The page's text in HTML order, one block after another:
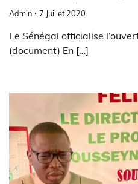
Admin 7 Juillet 2020
Le Sénégal officialise
(document) En […]